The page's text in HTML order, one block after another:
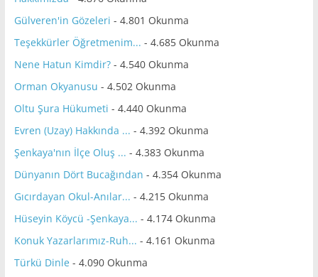
Gülveren'in Gözeleri - 4.801 Okunma
Teşekkürler Öğretmenim... - 4.685 Okunma
Nene Hatun Kimdir?- 4.540 Okunma
Orman Okyanusu - 4.502 Okunma
Oltu Şura Hükumeti - 4.440 Okunma
Evren (Uzay) Hakkında ... - 4.392 Okunma
Şenkaya'nın İlçe Oluş ... - 4.383 Okunma
Dünyanın Dört Bucağından - 4.354 Okunma
Gıcırdayan Okul-Anılar... - 4.215 Okunma
Hüseyin Köycü -Şenkaya... - 4.174 Okunma
Konuk Yazarlarımız-Ruh... - 4.161 Okunma
Türkü Dinle - 4.090 Okunma